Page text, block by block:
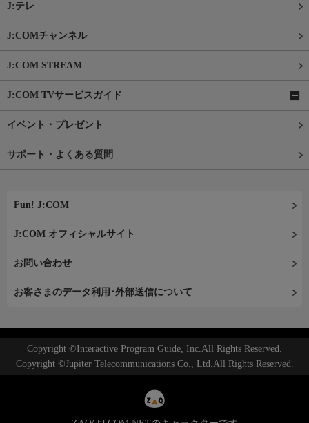
J:テレ
J:COMチャンネル
J:COM STREAM
J:COM TVサービスガイド
イベント・プレゼント
サポート・よくある質問
Fun! J:COM
J:COM オフィシャルサイト
お問い合わせ
お客さまのデータ利用･外部送信について
Copyright ©Interactive Program Guide, Inc.All Rights Reserved.
Copyright ©Jupiter Telecommunications Co., Ltd.All Rights Reserved.